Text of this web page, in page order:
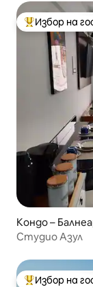
Най-Избор на
Кондо –
Студио Азул
Избор на